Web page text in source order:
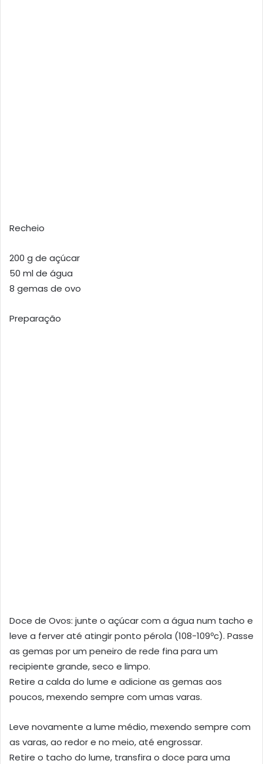
Recheio
200 g de açúcar
50 ml de água
8 gemas de ovo
Preparação
Doce de Ovos: junte o açúcar com a água num tacho e
leve a ferver até atingir ponto pérola (108-109ºc). Passe
as gemas por um peneiro de rede fina para um
recipiente grande, seco e limpo.
Retire a calda do lume e adicione as gemas aos
poucos, mexendo sempre com umas varas.
Leve novamente a lume médio, mexendo sempre com
as varas, ao redor e no meio, até engrossar.
Retire o tacho do lume, transfira o doce para uma